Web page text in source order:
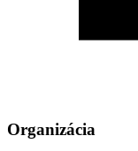
Organizácia